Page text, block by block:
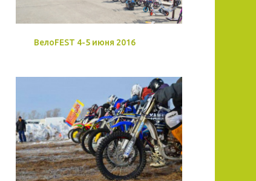
ВелоFEST 4-5 июня 2016